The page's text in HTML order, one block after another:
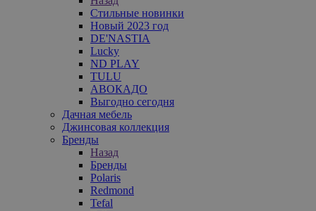
Стильные новинки
Новый 2023 год
DE'NASTIA
Lucky
ND PLAY
TULU
АВОКАДО
Выгодно сегодня
Дачная мебель
Джинсовая коллекция
Бренды
Назад
Бренды
Polaris
Redmond
Tefal